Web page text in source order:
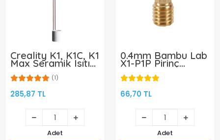
Creality K1, K1C, K1
Max Seramik Isıtıcı
Fişek
(1)
285,87 TL
Adet
0.4mm Bambu Lab
X1-P1P Pirinç
Nozzle
66,70 TL
Adet